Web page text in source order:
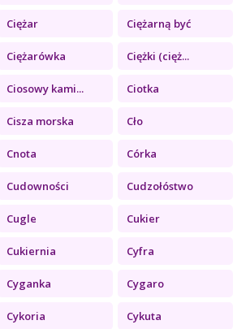
Ciężar Ciężarną być
Ciężarówka Ciężki (cięż...
Ciosowy kami... Ciotka
Cisza morska Cło
Cnota Córka
Cudowności Cudzołóstwo
Cugle Cukier
Cukiernia Cyfra
Cyganka Cygaro
Cykoria Cykuta